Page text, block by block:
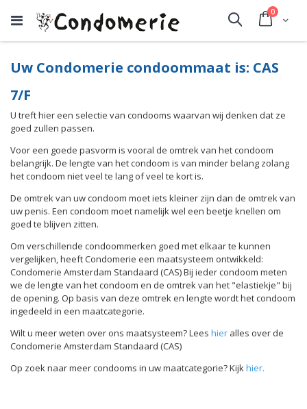
Cart
0
Search
Uw Condomerie condoommaat is: CAS
7/F
U treft hier een selectie van condooms waarvan wij denken dat ze
goed zullen passen.
Voor een goede pasvorm is vooral de omtrek van het condoom
belangrijk. De lengte van het condoom is van minder belang zolang
het condoom niet veel te lang of veel te kort is.
De omtrek van uw condoom moet iets kleiner zijn dan de omtrek van
uw penis. Een condoom moet namelijk wel een beetje knellen om
goed te blijven zitten.
Om verschillende condoommerken goed met elkaar te kunnen
vergelijken, heeft Condomerie een maatsysteem ontwikkeld:
Condomerie Amsterdam Standaard (CAS) Bij ieder condoom meten
we de lengte van het condoom en de omtrek van het "elastiekje" bij
de opening. Op basis van deze omtrek en lengte wordt het condoom
ingedeeld in een maatcategorie.
Wilt u meer weten over ons maatsysteem? Lees hier alles over de
Condomerie Amsterdam Standaard (CAS)
Op zoek naar meer condooms in uw maatcategorie? Kijkhier.